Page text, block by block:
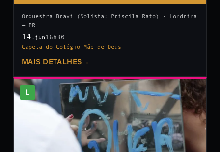
Orquestra Bravi (Solista: Priscila Rato) · Londrina
— PR
14 .jun 16h30
Capela do Colégio Mãe de Deus
MAIS DETALHES →
L